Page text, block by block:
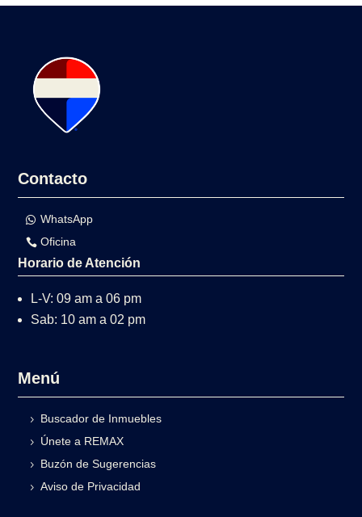
Contacto
WhatsApp
Oficina
Horario de Atención
L-V: 09 am a 06 pm
Sab: 10 am a 02 pm
Menú
Buscador de Inmuebles
Únete a REMAX
Buzón de Sugerencias
Aviso de Privacidad